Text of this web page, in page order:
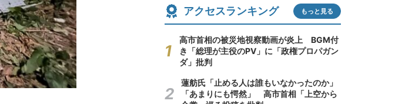
アクセスランキング もっと見る
高市首相の被災地視察動画が炎上 BGM付
き「総理が主役のPV」に「政権プロパガン
ダ」批判
蓮舫氏「止める人は誰もいなかったのか」
「あまりにも愕然」 高市首相「上空から